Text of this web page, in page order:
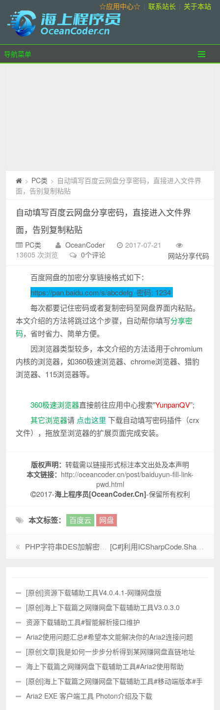
☆应用中心☆ 联系站长 关于本站
导航菜单
> PC类 > 自动填写百度云网盘分享密码，直接进入文件界
面，告别复制粘贴
自动填写百度云网盘分享密码，直接进入文件界
面，告别复制粘贴
PC类 OceanCoder
2017-07-21
13605 次浏览
0个评论 网站分享代码
百度网盘的加密分享链接格式如下：
https://pan.baidu.com/s/abcdefg 密码: 1234
每次都要记住密码或者复制密码至网盘界面内粘贴。
本文介绍的方法将跳过这个步骤，自动帮你填写分享密
码，省时省力、简单方便。
因浏览器类型较多，本文介绍的方法适用于chromium
内核的浏览器，如360极速浏览器、chrome浏览器、猎豹
浏览器、115浏览器等。
360极速浏览器直接前往应用中心搜索"YunpanQV”;
其它浏览器请 点击这里 下载自动填写密码插件（crx
文件），拖放至浏览器的扩展页面完成安装。
版权声明： 转载需以链接形式标注本文出处及本声明
本文链接： http://oceancoder.cn/post/baiduyun-fill-link-
pwd.html
2017-海上程序员[OceanCoder.Cn]-保留所有权利
本文标签： 百度云 网盘
PHP字符串DES加解密类与C#的DES加解密类，实现二者加解密通用 [C#]利用ICSharpCode.SharpZipLib实现加密码压缩与解压缩
[原创]资源下载辅助工具V4.0.4.1-网赚网盘版
[原创]海上下载篇之网赚网盘下载辅助工具V3.0.3.0
资源下载辅助工具#智能解析接口维护
Aria2使用问题汇总#希望本文能解决你的Aria2连接问题
[原创文章]我是如何一步步分析得到某网赚网盘直链地址
的 海上下载篇之网赚网盘下载辅助工具#Aria2使用帮助
[原创]海上下载篇之网赚网盘下载辅助工具#移动端版本#手
机版Aria2 EXE 客户端工具 Photon介绍及下载